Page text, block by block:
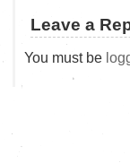
Leave a
You must be